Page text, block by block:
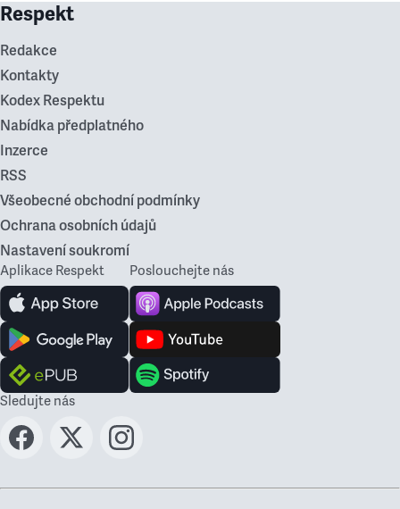
Respekt
Redakce
Kontakty
Kodex Respektu
Nabídka předplatného
Inzerce
RSS
Všeobecné obchodní podmínky
Ochrana osobních údajů
Nastavení soukromí
Aplikace Respekt Poslouchejte nás
Sledujte nás